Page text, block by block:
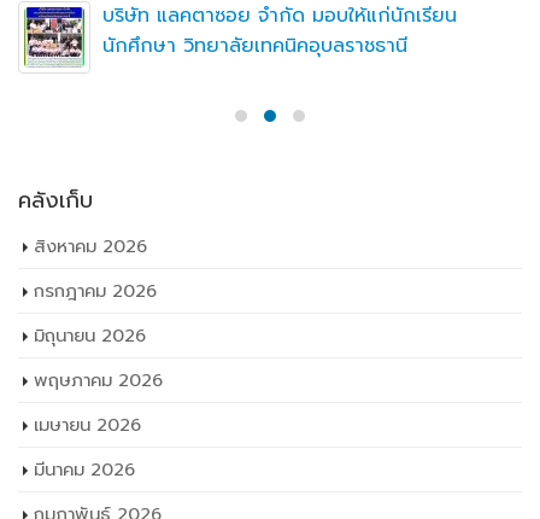
บริษัท แลคตาซอย จำกัด มอบให้แก่นักเรียน
นักศึกษา วิทยาลัยเทคนิคอุบลราชธานี
คลังเก็บ
สิงหาคม 2026
กรกฎาคม 2026
มิถุนายน 2026
พฤษภาคม 2026
เมษายน 2026
มีนาคม 2026